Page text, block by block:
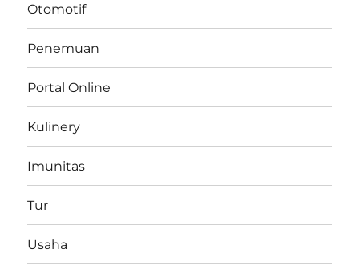
Otomotif
Penemuan
Portal Online
Kulinery
Imunitas
Tur
Usaha